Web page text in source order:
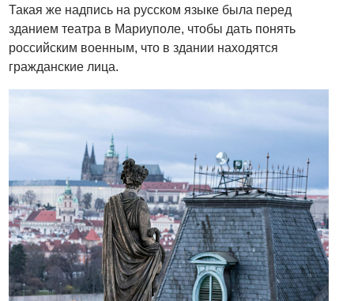
Такая же надпись на русском языке была перед
зданием театра в Мариуполе, чтобы дать понять
российским военным, что в здании находятся
гражданские лица.